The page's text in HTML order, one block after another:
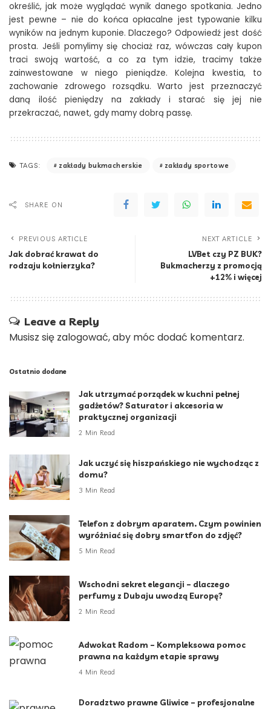
określić, jak może wyglądać wynik danego spotkania. Jedno
jest pewne – nie do końca opłacalne jest typowanie kilku
wyników na jednym kuponie. Dlaczego? Odpowiedź jest dość
prosta. Jeśli pomylimy się chociaż raz, wówczas cały kupon
traci swoją wartość, a co za tym idzie, tracimy także
zainwestowane w niego pieniądze. Kolejna kwestia, to
zachowanie zdrowego rozsądku. Warto jest przeznaczyć
daną ilość pieniędzy na zakłady i starać się jej nie
przekraczać, nawet, gdy mamy dobrą passę.
TAGS: zakłady bukmacherskie zakłady sportowe
SHARE ON
PREVIOUS ARTICLE
Jak dobrać krawat do
rodzaju kołnierzyka?
NEXT ARTICLE
LVBet czy PZ BUK?
Bukmacherzy z promocją
+12% i więcej
Leave a Reply
Musisz się zalogować, aby móc dodać komentarz.
Ostatnio dodane
Jak utrzymać porządek w kuchni pełnej
gadżetów? Saturator i akcesoria w
praktycznej organizacji
2 Min Read
Jak uczyć się hiszpańskiego nie wychodząc z
domu?
3 Min Read
Telefon z dobrym aparatem. Czym powinien
wyróżniać się dobry smartfon do zdjęć?
5 Min Read
Wschodni sekret elegancji – dlaczego
perfumy z Dubaju uwodzą Europę?
2 Min Read
Adwokat Radom – Kompleksowa pomoc
prawna na każdym etapie sprawy
4 Min Read
Doradztwo prawne Gliwice – profesjonalne